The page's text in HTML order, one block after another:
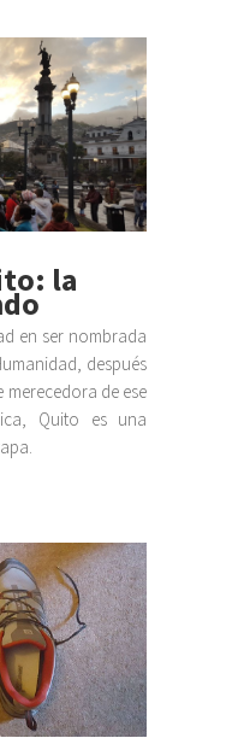
la
en ser nombrada
después
merecedora de ese
Quito es una